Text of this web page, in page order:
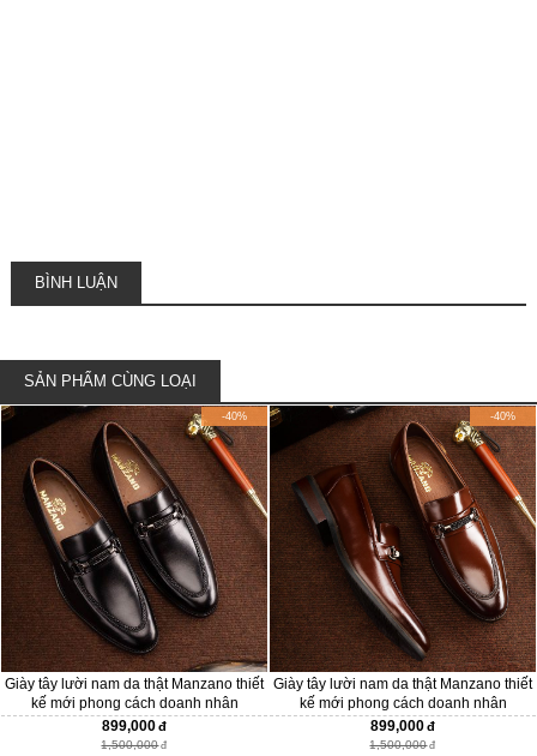
BÌNH LUẬN
SẢN PHẨM CÙNG LOẠI
-40%
Giày tây lười nam da thật Manzano thiết
kế mới phong cách doanh nhân
M66674
899,000
1,500,000
-40%
Giày tây lười nam da thật Manzano thiết
kế mới phong cách doanh nhân
M66672
899,000
1,500,000